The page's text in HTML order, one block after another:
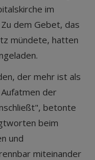
im
dem Gebet, das
mündete, hatten
der mehr ist als
der
betonte
beim
und
miteinander